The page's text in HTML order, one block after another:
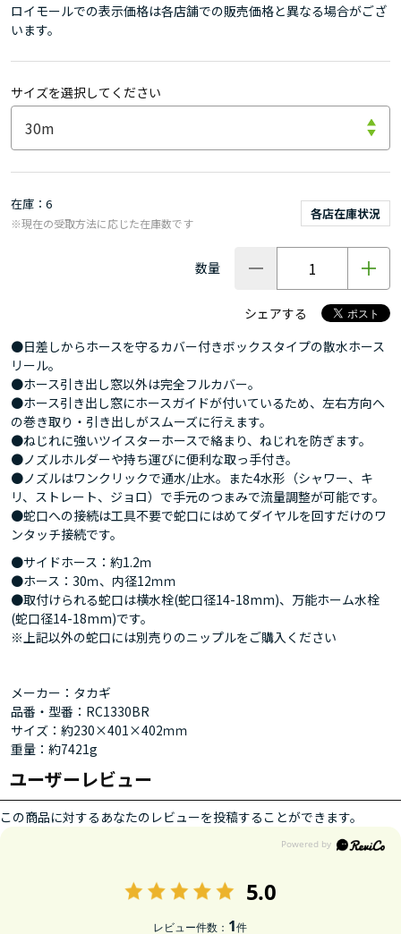
ロイモールでの表示価格は各店舗での販売価格と異なる場合がござ
います。
サイズを選択してください
在庫 6
各店在庫状況
※現在の受取方法に応じた在庫数です
数量
シェアする
●日差しからホースを守るカバー付きボックスタイプの散水ホース
リール。
●ホース引き出し窓以外は完全フルカバー。
●ホース引き出し窓にホースガイドが付いているため、左右方向へ
の巻き取り・引き出しがスムーズに行えます。
●ねじれに強いツイスターホースで絡まり、ねじれを防ぎます。
●ノズルホルダーや持ち運びに便利な取っ手付き。
●ノズルはワンクリックで通水/止水。また4水形（シャワー、キ
リ、ストレート、ジョロ）で手元のつまみで流量調整が可能です。
●蛇口への接続は工具不要で蛇口にはめてダイヤルを回すだけのワ
ンタッチ接続です。
●サイドホース：約1.2ｍ
●ホース：30ｍ、内径12ｍｍ
●取付けられる蛇口は横水栓(蛇口径14-18mm)、万能ホーム水栓
(蛇口径14-18mm)です。
※上記以外の蛇口には別売りのニップルをご購入ください
メーカー：タカギ
品番・型番：RC1330BR
サイズ：約230×401×402ｍｍ
重量：約7421g
ユーザーレビュー
この商品に対するあなたのレビューを投稿することができます。
5.0
レビュー件数： 1件